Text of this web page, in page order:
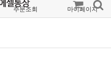
주문조회 마이페이지